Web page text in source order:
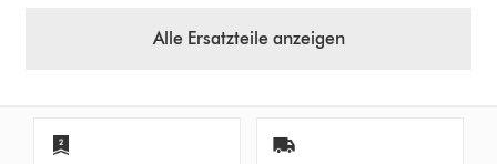
Alle Ersatzteile anzeigen